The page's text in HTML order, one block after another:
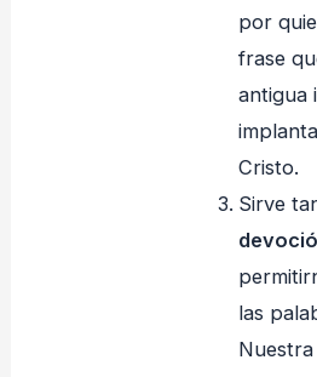
por
frase
antigua
Cristo.
Sirve
las